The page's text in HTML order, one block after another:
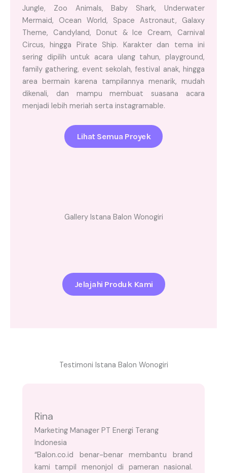
Jungle, Zoo Animals, Baby Shark, Underwater
Mermaid, Ocean World, Space Astronaut, Galaxy
Theme, Candyland, Donut & Ice Cream, Carnival
Circus, hingga Pirate Ship. Karakter dan tema ini
sering dipilih untuk acara ulang tahun, playground,
family gathering, event sekolah, festival anak, hingga
area bermain karena tampilannya menarik, mudah
dikenali, dan mampu membuat suasana acara
menjadi lebih meriah serta instagramable.
Lihat Semua Proyek
Gallery Istana Balon Wonogiri
Jelajahi Produk Kami
Testimoni Istana Balon Wonogiri
Rina
Marketing Manager PT Energi Terang
Indonesia
“Balon.co.id benar-benar membantu brand
kami tampil menonjol di pameran nasional.